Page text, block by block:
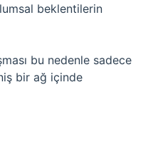
beklentilerin
bu nedenle sadece
bir ağ içinde